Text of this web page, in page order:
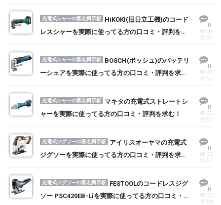
充電式シャーの匿名掲示板
HiKOKI(旧日立工機)のコード
レスシャーを実際に使ってる方の口コミ・評判を求
0
05/22
15:53
充電式シャーの匿名掲示板
BOSCH(ボッシュ)のバッテリ
ーシェアを実際に使ってる方の口コミ・評判を求
0
05/22
15:52
充電式シャーの匿名掲示板
マキタの充電式ストレートシ
ャーを実際に使ってる方の口コミ・評判を求む！
0
05/22
15:52
充電式ジグソーの匿名掲示板
アイリスオーヤマの充電式
ジグソーを実際に使ってる方の口コミ・評判を求
0
05/22
15:51
充電式ジグソーの匿名掲示板
FESTOOLのコードレスジグ
ソー PSC420EB-Liを実際に使ってる方の口コミ・評
0
05/22
15:50